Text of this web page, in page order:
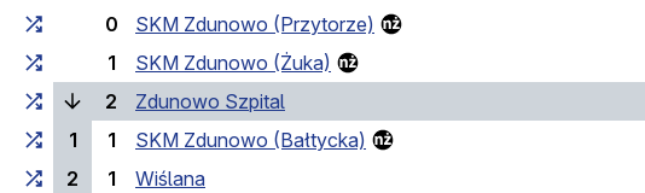
0
SKM Zdunowo (Przytorze)
1
SKM Zdunowo (Żuka)
2
Zdunowo Szpital(bieżący przystanek)
1
1
SKM Zdunowo (Bałtycka)
2
1
Wiślana